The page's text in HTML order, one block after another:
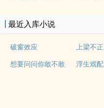
最近入库小说
破窗效应 上梁不正
想要问问你敢不敢
浮生戏配